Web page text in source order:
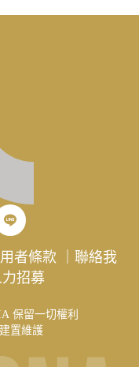
者條款 ｜聯絡我
力招募
保留一切權利
建置維護